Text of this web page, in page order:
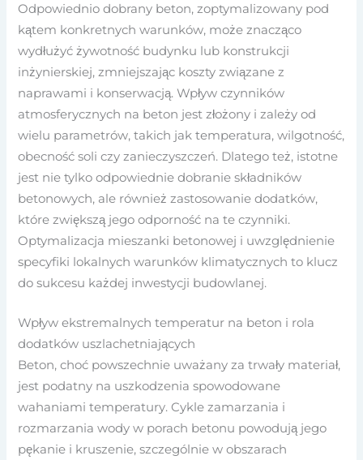
Odpowiednio dobrany beton, zoptymalizowany pod
kątem konkretnych warunków, może znacząco
wydłużyć żywotność budynku lub konstrukcji
inżynierskiej, zmniejszając koszty związane z
naprawami i konserwacją. Wpływ czynników
atmosferycznych na beton jest złożony i zależy od
wielu parametrów, takich jak temperatura, wilgotność,
obecność soli czy zanieczyszczeń. Dlatego też, istotne
jest nie tylko odpowiednie dobranie składników
betonowych, ale również zastosowanie dodatków,
które zwiększą jego odporność na te czynniki.
Optymalizacja mieszanki betonowej i uwzględnienie
specyfiki lokalnych warunków klimatycznych to klucz
do sukcesu każdej inwestycji budowlanej.
Wpływ ekstremalnych temperatur na beton i rola
dodatków uszlachetniających
Beton, choć powszechnie uważany za trwały materiał,
jest podatny na uszkodzenia spowodowane
wahaniami temperatury. Cykle zamarzania i
rozmarzania wody w porach betonu powodują jego
pękanie i kruszenie, szczególnie w obszarach